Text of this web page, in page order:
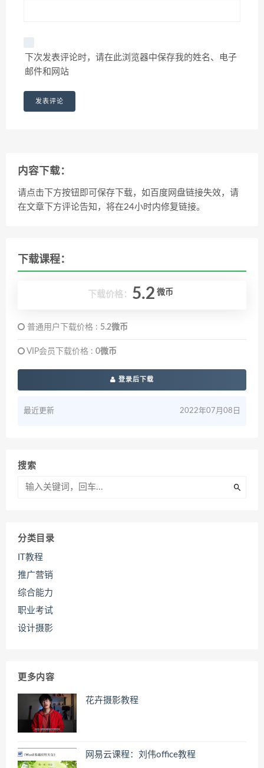
下次发表评论时，请在此浏览器中保存我的姓名、电子
邮件和网站
内容下载：
请点击下方按钮即可保存下载，如百度网盘链接失效，请
在文章下方评论告知，将在24小时内修复链接。
下载课程：
下载价格： 5.2 微币
普通用户下载价格 : 5.2微币
VIP会员下载价格 : 0微币
登录后下载
最近更新 2022年07月08日
搜索
分类目录
IT教程
推广营销
综合能力
职业考试
设计摄影
更多内容
花卉摄影教程
网易云课程：刘伟office教程